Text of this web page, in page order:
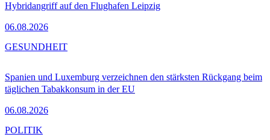
Hybridangriff auf den Flughafen Leipzig
06.08.2026
Spanien und Luxemburg verzeichnen den stärksten Rückgang beim
täglichen Tabakkonsum in der EU
06.08.2026
GESUNDHEIT
POLITIK